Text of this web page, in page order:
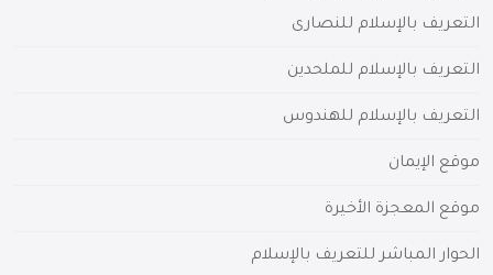
التعريف بالإسلام للنصارى
التعريف بالإسلام للملحدين
التعريف بالإسلام للهندوس
موقع الإيمان
موقع المعجزة الأخيرة
الحوار المباشر للتعريف بالإسلام